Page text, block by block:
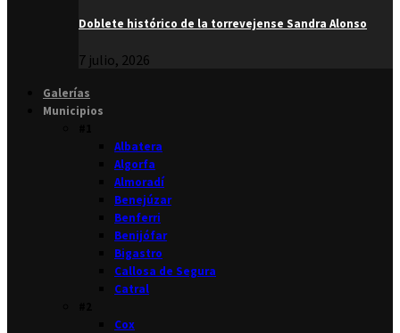
Doblete histórico de la torrevejense Sandra Alonso
7 julio, 2026
Galerías
Municipios
Albatera
Algorfa
Almoradí
Benejúzar
Benferri
Benijófar
Bigastro
Callosa de Segura
Catral
Cox